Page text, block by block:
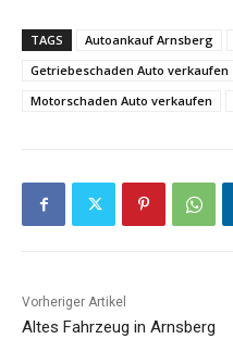
TAGS Autoankauf Arnsberg
Getriebeschaden Auto verkaufen
Motorschaden Auto verkaufen
Vorheriger Artikel
Altes Fahrzeug in Arnsberg